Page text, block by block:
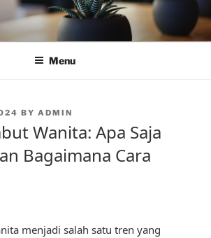
Menu
BY ADMIN
Wanita: Apa Saja
Bagaimana Cara
menjadi salah satu tren yang